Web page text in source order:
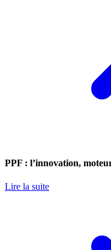
PPF : l’innovation,
Lire la suite